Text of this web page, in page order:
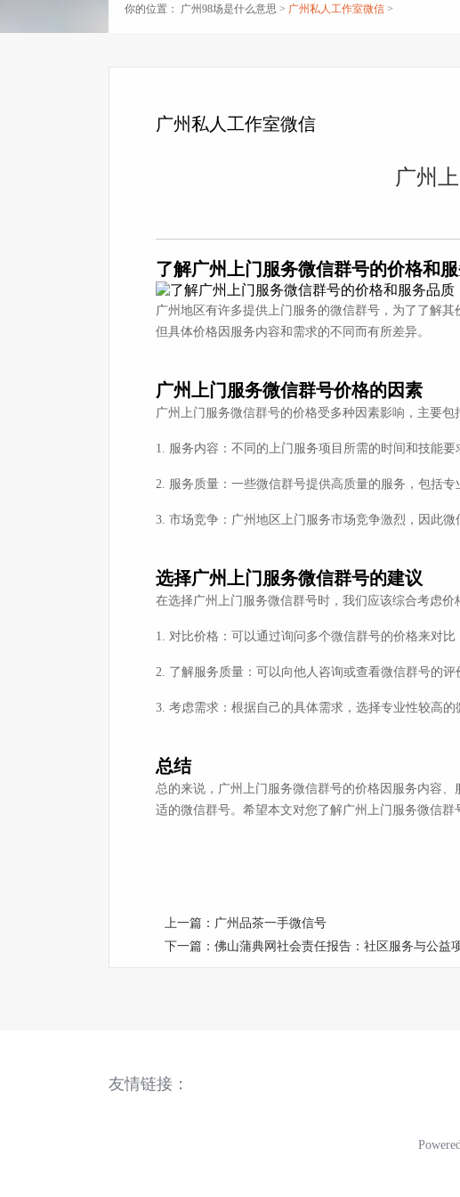
你的位置： 广州98场是什么意思 > 广州私人工作室微信 >
广州私人工作室微信
广州
了解广州上门服务微信群号的价格和
广州地区有许多提供上门服务的微信群号，为了了解
但具体价格因服务内容和需求的不同而有所差异。
广州上门服务微信群号价格的因素
广州上门服务微信群号的价格受多种因素影响，主要包
1. 服务内容：不同的上门服务项目所需的时间和技能
2. 服务质量：一些微信群号提供高质量的服务，包括
3. 市场竞争：广州地区上门服务市场竞争激烈，因此
选择广州上门服务微信群号的建议
在选择广州上门服务微信群号时，我们应该综合考虑价
1. 对比价格：可以通过询问多个微信群号的价格来对比
2. 了解服务质量：可以向他人咨询或查看微信群号的评
3. 考虑需求：根据自己的具体需求，选择专业性较高的
总结
总的来说，广州上门服务微信群号的价格因服务内容
适的微信群号。希望本文对您了解广州上门服务微信群
上一篇： 广州品茶一手微信号
下一篇： 佛山蒲典网社会责任报告：社区服务与公益
友情链接：